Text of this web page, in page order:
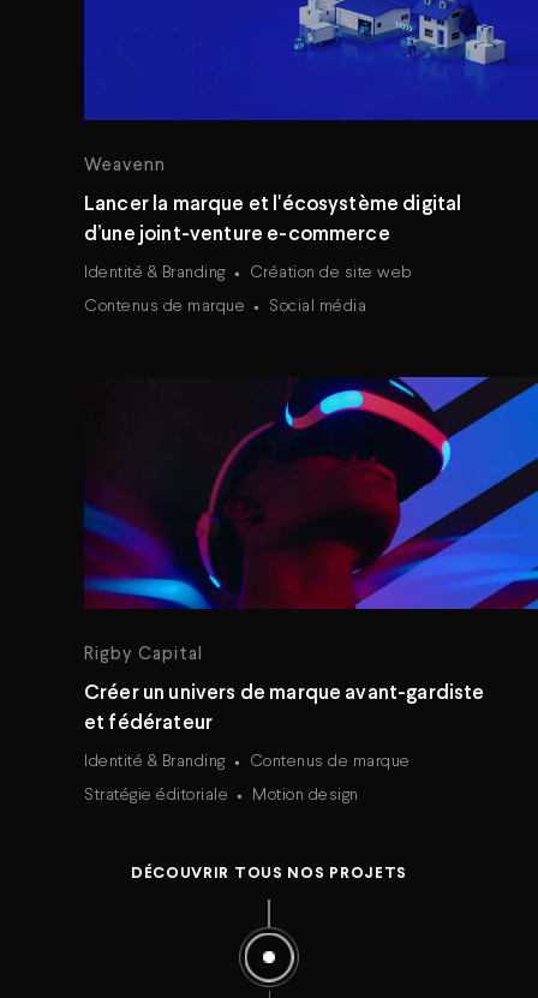
Weavenn
Lancer la marque et l'écosystème digital
d’une joint-venture e-commerce
Identité & Branding
Création de site web
Contenus de marque
Social média
Rigby Capital
Créer un univers de marque avant-gardiste
et fédérateur
Identité & Branding
Contenus de marque
Stratégie éditoriale
Motion design
DÉCOUVRIR TOUS NOS PROJETS